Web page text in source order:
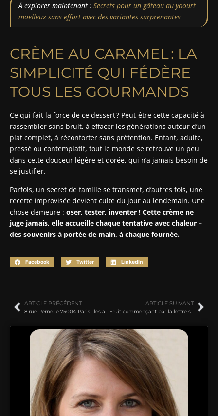
À explorer maintenant : Secrets pour un gâteau au yaourt
moelleux sans effort avec des variantes surprenantes
CRÈME AU CARAMEL : LA
SIMPLICITÉ QUI FÉDÈRE
TOUS LES GOURMANDS
Ce qui fait la force de ce dessert ? Peut-être cette capacité à
rassembler sans bruit, à effacer les générations autour d’un
plat complet, à réconforter sans prétention. Enfant, adulte,
pressé ou contemplatif, tout le monde se retrouve un peu
dans cette douceur légère et dorée, qui n’a jamais besoin de
se justifier.
Parfois, un secret de famille se transmet, d’autres fois, une
recette improvisée devient culte du jour au lendemain. Une
chose demeure : oser, tester, inventer ! Cette crème ne
juge jamais, elle accueille chaque tentative avec chaleur –
des souvenirs à portée de main, à chaque fournée.
Facebook Twitter LinkedIn
ARTICLE PRÉCÉDENT ARTICLE SUIVANT
Fruit commençant par la lettre s : les 10 variétés à intégrer en cuisine